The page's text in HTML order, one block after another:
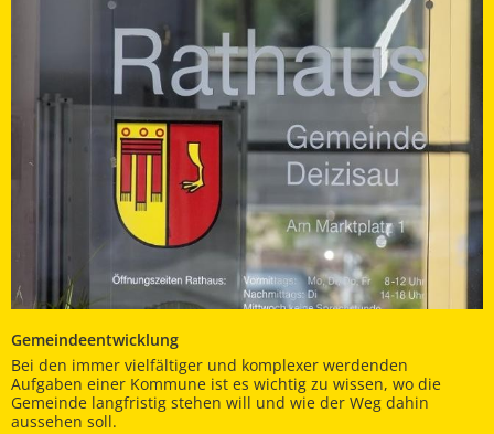
Gemeindeentwicklung
Bei den immer vielfältiger und komplexer werdenden
Aufgaben einer Kommune ist es wichtig zu wissen, wo die
Gemeinde langfristig stehen will und wie der Weg dahin
aussehen soll.